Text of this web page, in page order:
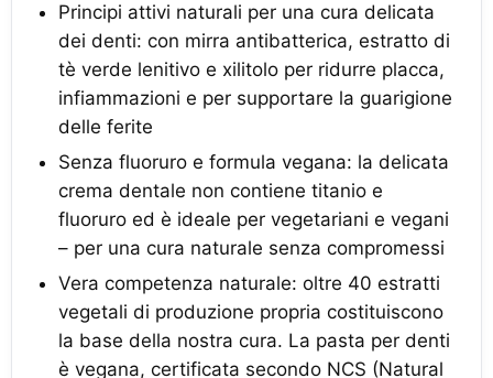
Principi attivi naturali per una cura delicata
dei denti: con mirra antibatterica, estratto di
tè verde lenitivo e xilitolo per ridurre placca,
infiammazioni e per supportare la guarigione
delle ferite
Senza fluoruro e formula vegana: la delicata
crema dentale non contiene titanio e
fluoruro ed è ideale per vegetariani e vegani
– per una cura naturale senza compromessi
Vera competenza naturale: oltre 40 estratti
vegetali di produzione propria costituiscono
la base della nostra cura. La pasta per denti
è vegana, certificata secondo NCS (Natural